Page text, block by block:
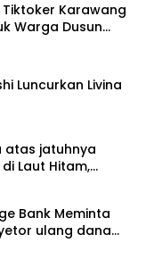
Tiktoker Karawang
Warga Dusun
Luncurkan Livina
atas jatuhnya
Laut Hitam,
Bank Meminta
ulang dana